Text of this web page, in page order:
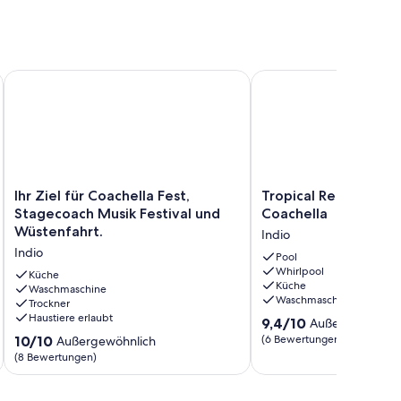
Pickleball, Golf, Swim
Ihr
Ziel
für
Fest,
Stagecoach
Musik
Festival
und
Wüstenfahrt.
Indio
Ihr Ziel für Coachella Fest,
Stagecoach Musik Festival und
Wüstenfahrt.
Indio
Küche
Waschmaschine
Trockner
Haustiere erlaubt
10.0
von
10,
10/10 Außergewöhnlich
(8 Bewertungen)
Ihr Ziel für Coachella Fest, Stagecoach Musik Festival und
Tropical
Retreat
the
Way
in
Coachella
Indio
Tropical Retreat on
Coachella
Indio
Pool
Whirlpool
Küche
Waschmaschine
9.4
von
Außergewöhnlich,
9,4/10
(6 Bewertungen)
Tropical Retreat on